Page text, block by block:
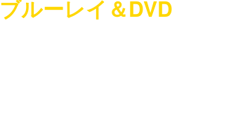
ブルーレイ＆DVD